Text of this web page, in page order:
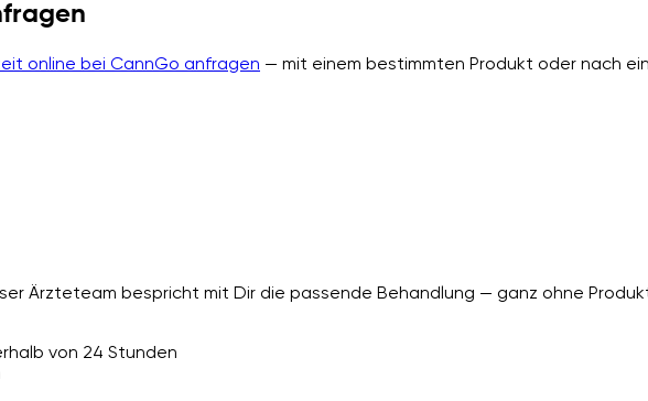
online bei CannGo anfragen — mit einem bestimmten Produkt oder nach
Ärzteteam bespricht mit Dir die passende Behandlung — ganz ohne
von 24 Stunden